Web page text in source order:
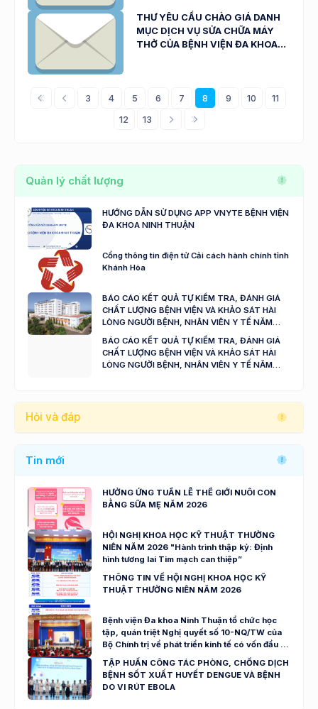
KHOA NINH THUẬN NGÀY
14/4/2026
THƯ YÊU CẦU CHÀO GIÁ DANH
MỤC DỊCH VỤ SỬA CHỮA MÁY
THỞ CỦA BỆNH VIỆN ĐA KHOA
3 4 5 6 7 8 9 10
11
12
13
Quản lý chất lượng
HƯỚNG DẪN SỬ DỤNG APP VNYTE BỆNH VIỆN
ĐA KHOA NINH THUẬN
Cổng thông tin điện tử Cải cách hành chính tỉnh
Khánh Hòa
BÁO CÁO KẾT QUẢ TỰ KIỂM TRA, ĐÁNH GIÁ
CHẤT LƯỢNG BỆNH VIỆN VÀ KHẢO SÁT HÀI
LÒNG NGƯỜI BỆNH, NHÂN VIÊN Y TẾ NĂM
2024 - 2025
BÁO CÁO KẾT QUẢ TỰ KIỂM TRA, ĐÁNH GIÁ
CHẤT LƯỢNG BỆNH VIỆN VÀ KHẢO SÁT HÀI
LÒNG NGƯỜI BỆNH, NHÂN VIÊN Y TẾ NĂM
Hỏi và đáp
Tin mới
HƯỞNG ỨNG TUẦN LỄ THẾ GIỚI NUÔI CON
BẰNG SỮA MẸ NĂM 2026
HỘI NGHỊ KHOA HỌC KỸ THUẬT THƯỜNG
NIÊN NĂM 2026 "Hành trình thập kỷ: Định
hình tương lai Tim mạch can thiệp”
THÔNG TIN VỀ HỘI NGHỊ KHOA HỌC KỸ
THUẬT THƯỜNG NIÊN NĂM 2026
Bệnh viện Đa khoa Ninh Thuận tổ chức học
tập, quán triệt Nghị quyết số 10-NQ/TW của
Bộ Chính trị về phát triển kinh tế có vốn đầu tư
nước ngoài
TẬP HUẤN CÔNG TÁC PHÒNG, CHỐNG DỊCH
BỆNH SỐT XUẤT HUYẾT DENGUE VÀ BỆNH
DO VI RÚT EBOLA